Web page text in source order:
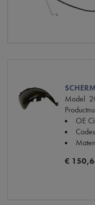
Model
OE
Codes
Maten
€